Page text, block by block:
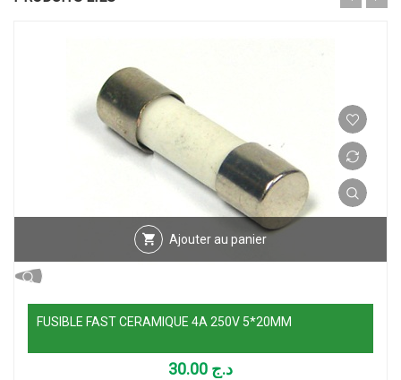
Ajouter au panier
FUSIBLE FAST CERAMIQUE 4A 250V 5*20MM
د.ج